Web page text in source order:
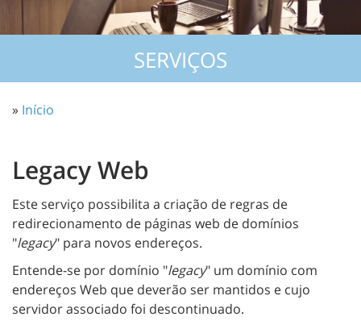
SERVIÇOS
» Início
Legacy Web
Este serviço possibilita a criação de regras de
redirecionamento de páginas web de domínios
"legacy" para novos endereços.
Entende-se por domínio "legacy" um domínio com
endereços Web que deverão ser mantidos e cujo
servidor associado foi descontinuado.